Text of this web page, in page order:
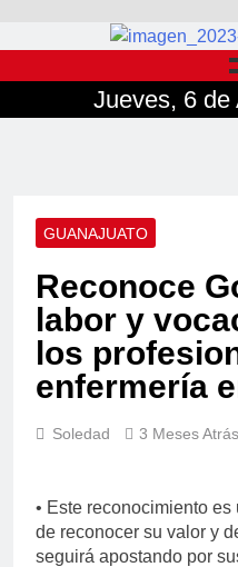
Jueves, 6 de
GUANAJUATO
Reconoce
labor y
los
enfermería
Soledad 3 Meses Atrás
• Este reconocimiento
de reconocer su valor y
seguirá apostando por